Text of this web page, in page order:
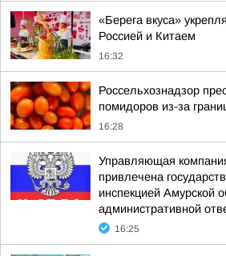
«Берега вкуса»
Россией и Китаем
16:32
Россельхознадзор
помидоров из-за
16:28
Управляющая
привлечена
инспекцией Амурской
административной
16:25